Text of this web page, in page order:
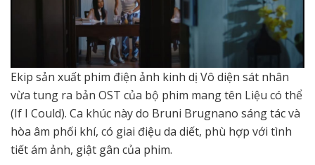
Ekip sản xuất phim điện ảnh kinh dị Vô diện sát nhân
vừa tung ra bản OST của bộ phim mang tên Liệu có thể
(If I Could). Ca khúc này do Bruni Brugnano sáng tác và
hòa âm phối khí, có giai điệu da diết, phù hợp với tình
tiết ám ảnh, giật gân của phim.